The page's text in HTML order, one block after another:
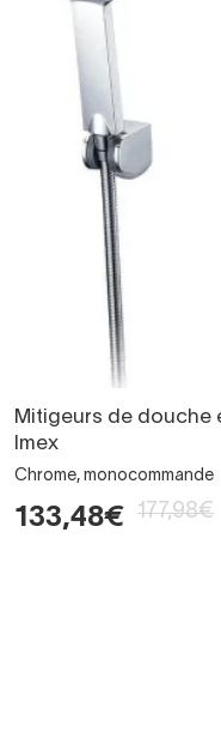
Mitigeurs de douche
Imex
Chrome, monocommande
133,48€ 177,98€